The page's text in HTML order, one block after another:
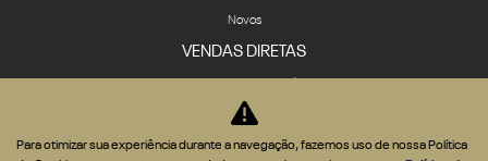
Novos
VENDAS DIRETAS
Produtor Rural
Governo
Para otimizar sua experiência durante a navegação, fazemos uso de nossa Política